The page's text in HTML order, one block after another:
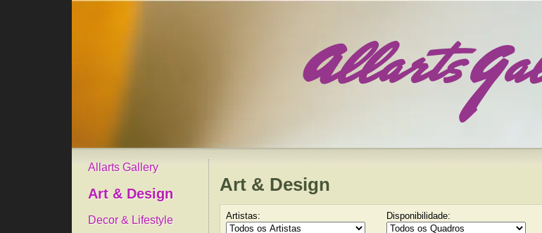
Allarts Gallery
Art & Design
Decor & Lifestyle
Art & Design
Artistas: Disponibilidade: